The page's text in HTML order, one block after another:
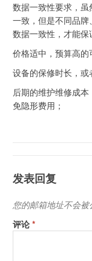
数据一致性要求，
一致，但是不同品
数据一致性，才能保
价格适中，预算高的
设备的保修时长，或
后期的维护维修成
免隐形费用；
发表回复
您的邮箱地址不会被
评论*